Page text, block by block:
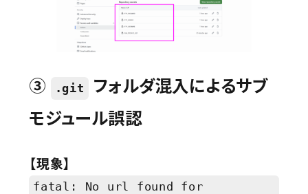
③ .git
フォルダ混入によるサブ
モジュール誤認
【現象】
fatal: No url found for